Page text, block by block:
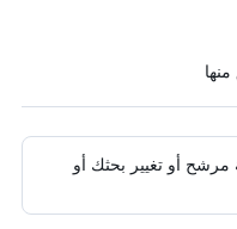
مرشح أو تغيير بحثك أو